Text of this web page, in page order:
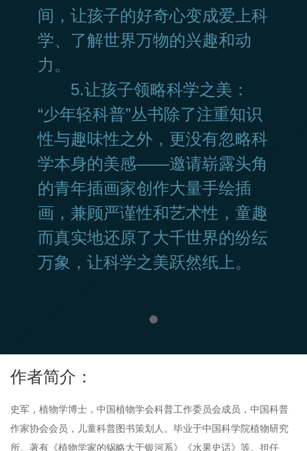
间，让孩子的好奇心变成爱上科
学、了解世界万物的兴趣和动
力。
5.让孩子领略科学之美：
“少年轻科普”丛书除了注重知识
性与趣味性之外，更没有忽略科
学本身的美感——邀请崭露头角
的青年插画家创作大量手绘插
画，兼顾严谨性和艺术性，童趣
而真实地还原了大千世界的纷纭
万象，让科学之美跃然纸上。
作者简介：
史军，植物学博士，中国植物学会科普工作委员会成员，中国科普
作家协会会员，儿童科普图书策划人。毕业于中国科学院植物研究
所。著有《植物学家的锅略大于银河系》《水果史话》等。担任